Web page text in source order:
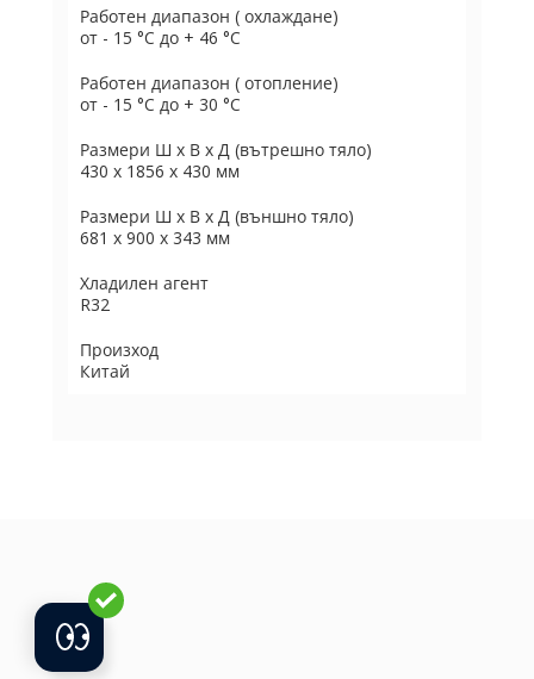
Работен диапазон ( охлаждане)
от - 15 °C до + 46 °C
Работен диапазон ( отопление)
от - 15 °C до + 30 °C
Размери Ш х В х Д (вътрешно тяло)
430 x 1856 x 430 мм
Размери Ш х В х Д (външно тяло)
681 x 900 x 343 мм
Хладилен агент
R32
Произход
Китай